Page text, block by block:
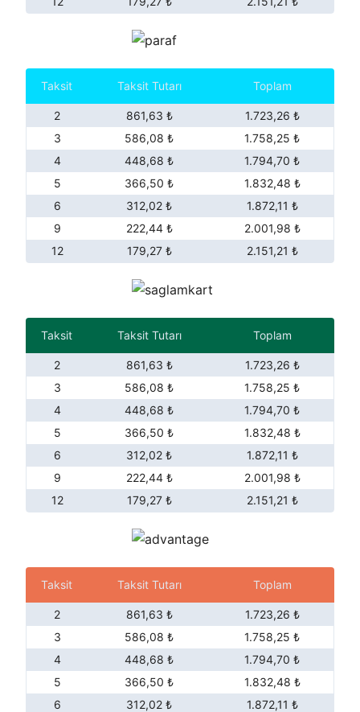
Taksit Taksit Tutarı Toplam
2 861,63 ₺
1.723,26 ₺
3
586,08 ₺
1.758,25 ₺
4
448,68 ₺
1.794,70 ₺
5
366,50 ₺
1.832,48 ₺
6
312,02 ₺
1.872,11 ₺
9
222,44 ₺
2.001,98 ₺
12
179,27 ₺ 2.151,21 ₺
Taksit Taksit Tutarı Toplam
2 861,63 ₺
1.723,26 ₺
3
586,08 ₺
1.758,25 ₺
4
448,68 ₺
1.794,70 ₺
5
366,50 ₺
1.832,48 ₺
6
312,02 ₺
1.872,11 ₺
9
222,44 ₺
2.001,98 ₺
12
179,27 ₺ 2.151,21 ₺
Taksit Taksit Tutarı Toplam
2 861,63 ₺
1.723,26 ₺
3
586,08 ₺
1.758,25 ₺
4
448,68 ₺
1.794,70 ₺
5
366,50 ₺
1.832,48 ₺
6
312,02 ₺
1.872,11 ₺